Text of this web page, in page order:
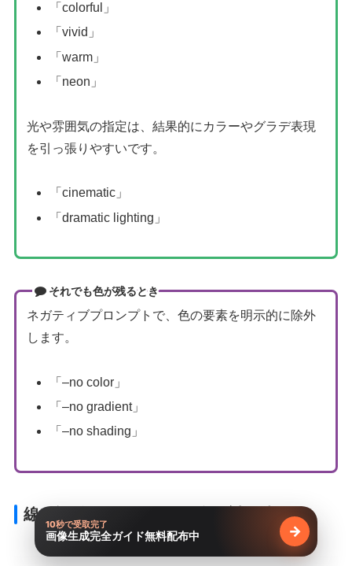
「colorful」
「vivid」
「warm」
「neon」
光や雰囲気の指定は、結果的にカラーやグラデ表現
を引っ張りやすいです。
「cinematic」
「dramatic lighting」
それでも色が残るとき
ネガティブプロンプトで、色の要素を明示的に除外
します。
「–no color」
「–no gradient」
「–no shading」
線が複雑になりすぎる場合の対処法
10秒で受取完了
画像生成完全ガイド無料配布中 無料で受け
→